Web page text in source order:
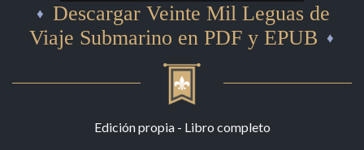
Descargar Veinte Mil Leguas de
Viaje Submarino en PDF y EPUB
Edición propia - Libro completo